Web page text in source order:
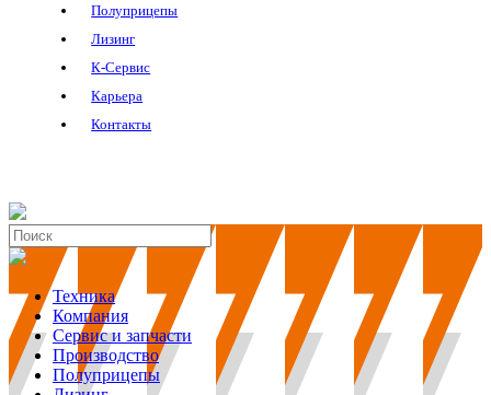
Полуприцепы
Лизинг
К-Сервис
Карьера
Контакты
Техника
Компания
Сервис и запчасти
Производство
Полуприцепы